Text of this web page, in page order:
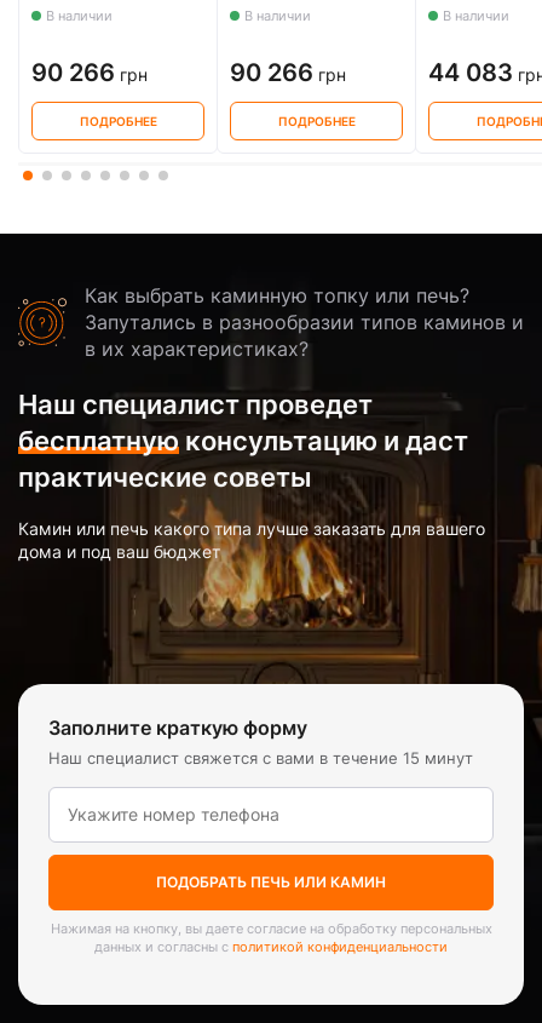
В наличии
90 266 грн
ПОДРОБНЕЕ
В наличии
90 266 грн
ПОДРОБНЕЕ
В наличии
44 083
Как выбрать каминную топку или печь?
Запутались в разнообразии типов каминов и
в их характеристиках?
Наш специалист проведет
бесплатную консультацию и даст
практические советы
Камин или печь какого типа лучше заказать для вашего
дома и под ваш бюджет
Заполните краткую форму
Наш специалист свяжется с вами в течение 15 минут
ПОДОБРАТЬ ПЕЧЬ ИЛИ КАМИН
Нажимая на кнопку, вы даете согласие на обработку персональных
данных и согласны с политикой конфиденциальности